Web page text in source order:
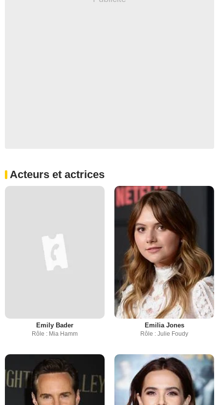
Acteurs et actrices
Emily Bader
Rôle : Mia Hamm
Emilia Jones
Rôle : Julie Foudy